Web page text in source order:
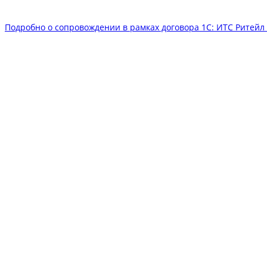
Подробно о сопровождении в рамках договора 1С: ИТС